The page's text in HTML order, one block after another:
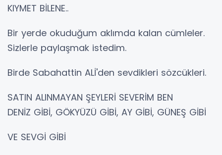
KIYMET BİLENE..
Bir yerde okuduğum aklımda kalan cümleler.
Sizlerle paylaşmak istedim.
Birde Sabahattin ALİ'den sevdikleri sözcükleri.
SATIN ALINMAYAN ŞEYLERİ SEVERİM BEN
DENİZ GİBİ, GÖKYÜZÜ GİBİ, AY GİBİ, GÜNEŞ GİBİ
VE SEVGİ GİBİ